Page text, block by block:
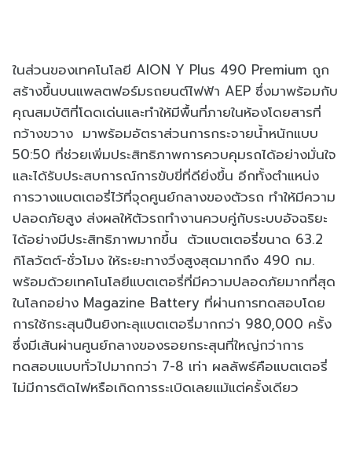
ในส่วนของเทคโนโลยี AION Y Plus 490 Premium ถูก
สร้างขึ้นบนแพลตฟอร์มรถยนต์ไฟฟ้า AEP ซึ่งมาพร้อมกับ
คุณสมบัติที่โดดเด่นและทำให้มีพื้นที่ภายในห้องโดยสารที่
กว้างขวาง มาพร้อมอัตราส่วนการกระจายน้ำหนักแบบ
50:50 ที่ช่วยเพิ่มประสิทธิภาพการควบคุมรถได้อย่างมั่นใจ
และได้รับประสบการณ์การขับขี่ที่ดียิ่งขึ้น อีกทั้งตำแหน่ง
การวางแบตเตอรี่ไว้ที่จุดศูนย์กลางของตัวรถ ทำให้มีความ
ปลอดภัยสูง ส่งผลให้ตัวรถทำงานควบคู่กับระบบอัจฉริยะ
ได้อย่างมีประสิทธิภาพมากขึ้น ตัวแบตเตอรี่ขนาด 63.2
กิโลวัตต์-ชั่วโมง ให้ระยะทางวิ่งสูงสุดมากถึง 490 กม.
พร้อมด้วยเทคโนโลยีแบตเตอรี่ที่มีความปลอดภัยมากที่สุด
ในโลกอย่าง Magazine Battery ที่ผ่านการทดสอบโดย
การใช้กระสุนปืนยิงทะลุแบตเตอรี่มากกว่า 980,000 ครั้ง
ซึ่งมีเส้นผ่านศูนย์กลางของรอยกระสุนที่ใหญ่กว่าการ
ทดสอบแบบทั่วไปมากกว่า 7-8 เท่า ผลลัพธ์คือแบตเตอรี่
ไม่มีการติดไฟหรือเกิดการระเบิดเลยแม้แต่ครั้งเดียว